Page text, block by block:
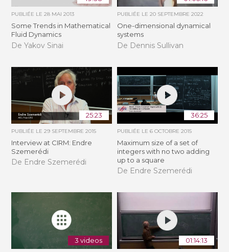
PUBLIÉE LE28 MAI 2013
Some Trends in Mathematical
Fluid Dynamics
De Yakov Sinai
PUBLIÉE LE 20 SEPTEMBRE 2022
One-dimensional dynamical
systems
De Dennis Sullivan
25:23
PUBLIÉE LE29 SEPTEMBRE 2015
Interview at CIRM: Endre
Szemerédi
De Endre Szemerédi
36:25
PUBLIÉE LE 6 OCTOBRE 2015
Maximum size of a set of
integers with no two adding
up to a square
De Endre Szemerédi
3 videos 01:14:13